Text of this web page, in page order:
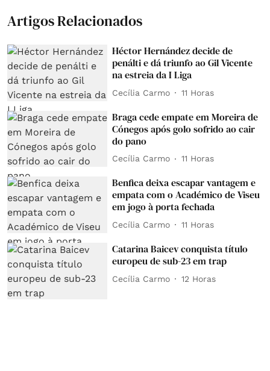
Artigos Relacionados
Héctor Hernández decide de
penálti e dá triunfo ao Gil Vicente
na estreia da I Liga
Cecília Carmo 11 Horas
Braga cede empate em Moreira de
Cónegos após golo sofrido ao cair
do pano
Cecília Carmo 11 Horas
Benfica deixa escapar vantagem e
empata com o Académico de Viseu
em jogo à porta fechada
Cecília Carmo 11 Horas
Catarina Baicev conquista título
europeu de sub-23 em trap
Cecília Carmo 12 Horas